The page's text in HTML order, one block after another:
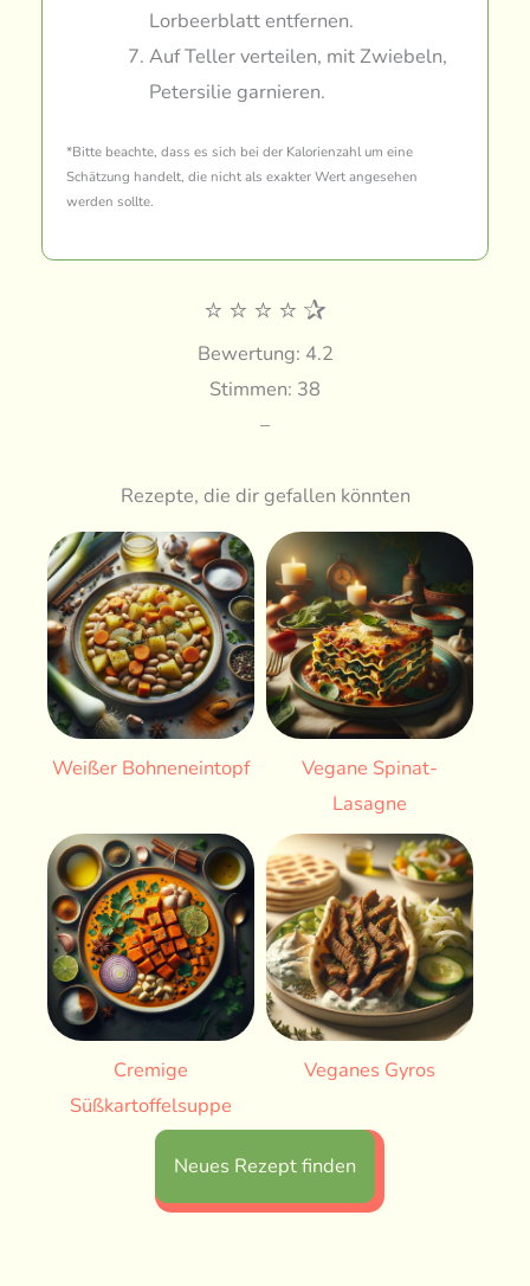
Lorbeerblatt entfernen.
Auf Teller verteilen, mit Zwiebeln,
Petersilie garnieren.
*Bitte beachte, dass es sich bei der Kalorienzahl um eine
Schätzung handelt, die nicht als exakter Wert angesehen
werden sollte.
⭐ ⭐ ⭐ ⭐ ✰
Bewertung: 4.2
Stimmen: 38
–
Rezepte, die dir gefallen könnten
Weißer Bohneneintopf
Vegane Spinat-
Lasagne
Cremige
Süßkartoffelsuppe
Veganes Gyros
Neues Rezept finden